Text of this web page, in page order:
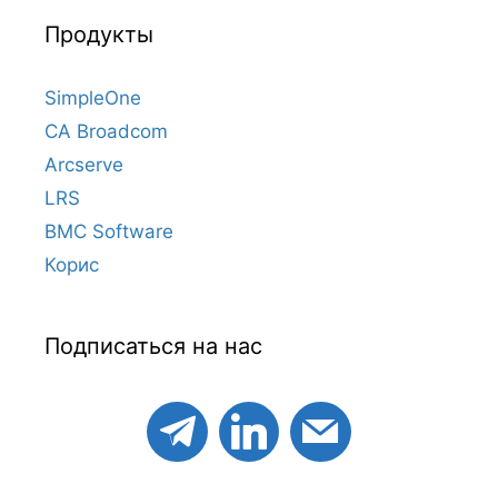
Продукты
SimpleOne
CA Broadcom
Arcserve
LRS
BMC Software
Корис
Подписаться на нас